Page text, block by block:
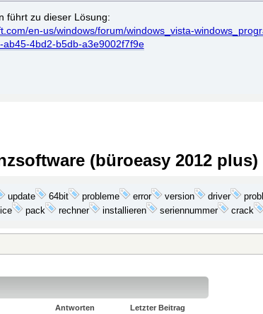
führt zu dieser Lösung:
en-us/windows/forum/windows_vista-
4bd2-b5db-a3e9002f7f9e
(büroeasy 2012
update 64bit probleme error version driver
pack rechner installieren seriennummer crack
Antworten Letzter Beitrag